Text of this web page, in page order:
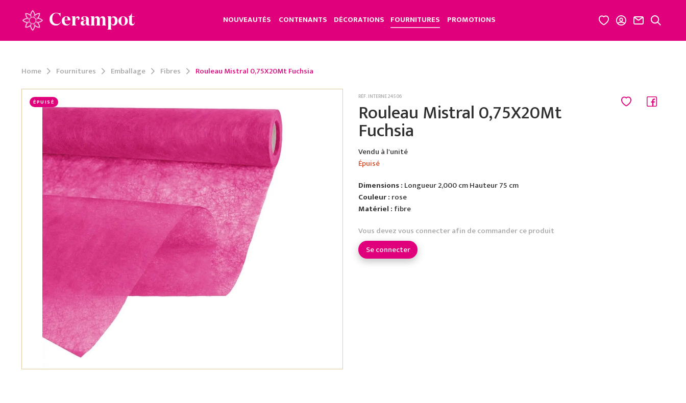
Cerampot NOUVEAUTÉS CONTENANTS DÉCORATIONS FOURNITURES PROMOTIONS
Home Fournitures Emballage Fibres Rouleau Mistral 0,75X20Mt Fuchsia
ÉPUISÉ
RÉF. INTERNE 24506
Rouleau Mistral 0,75X20Mt
Fuchsia
Vendu à l'unité
Épuisé
Dimensions : Longueur 2,000 cm Hauteur 75 cm
Couleur : rose
Matériel : fibre
Vous devez vous connecter afin de commander ce produit
Se connecter